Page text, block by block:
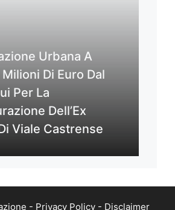
Urbana A
Di Euro Dal
Per La
Dell’Ex
Viale Castrense
- Privacy Policy - Disclaimer